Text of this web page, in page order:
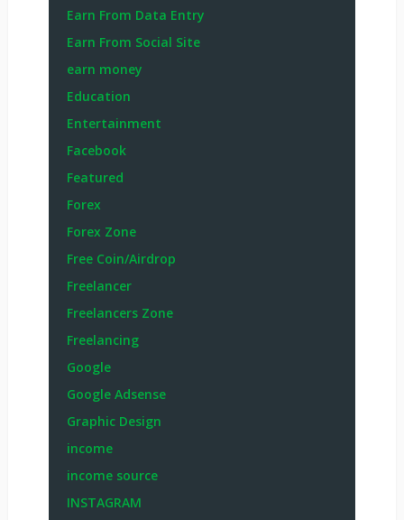
Earn From Data Entry
Earn From Social Site
earn money
Education
Entertainment
Facebook
Featured
Forex
Forex Zone
Free Coin/Airdrop
Freelancer
Freelancers Zone
Freelancing
Google
Google Adsense
Graphic Design
income
income source
INSTAGRAM